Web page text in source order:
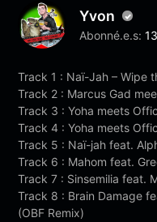
Yvon
Abonné.e.s: 13
Track 1 : Naï-Jah – Wipe
Track 2 : Marcus Gad
Track 3 : Yoha meets
Track 4 : Yoha meets
Track 5 : Naï-jah feat.
Track 6 : Mahom feat.
Track 7 : Sinsemilia feat.
Track 8 : Brain Damage
(OBF Remix)